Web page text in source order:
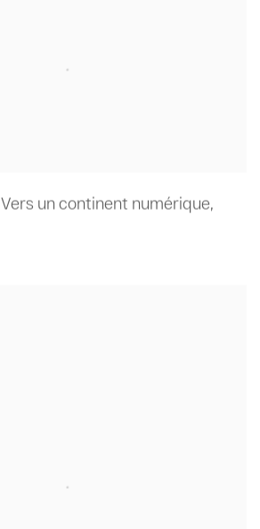
Vers un continent numérique,